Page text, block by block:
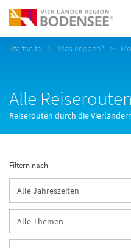
Startseite Was erleben?
Alle Reiserouten
Reiserouten durch die
Filtern nach